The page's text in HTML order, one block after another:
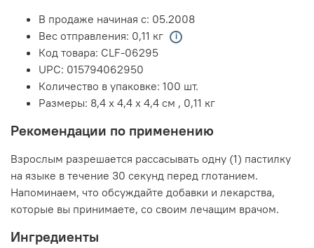
В продаже начиная с: 05.2008
Вес отправления: 0,11 кг
Код товара: CLF-06295
UPC: 015794062950
Количество в упаковке: 100 шт.
Размеры: 8,4 x 4,4 x 4,4 см , 0,11 кг
Рекомендации по применению
Взрослым разрешается рассасывать одну (1) пастилку
на языке в течение 30 секунд перед глотанием.
Напоминаем, что обсуждайте добавки и лекарства,
которые вы принимаете, со своим лечащим врачом.
Ингредиенты